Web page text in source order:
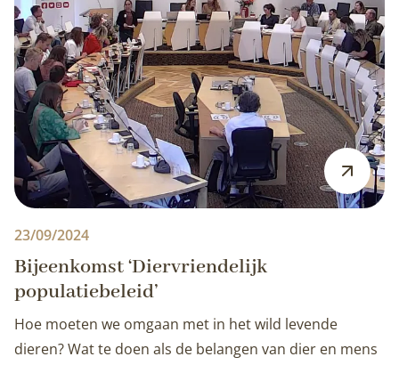
23/09/2024
Bijeenkomst ‘Diervriendelijk
populatiebeleid’
Hoe moeten we omgaan met in het wild levende
dieren? Wat te doen als de belangen van dier en mens